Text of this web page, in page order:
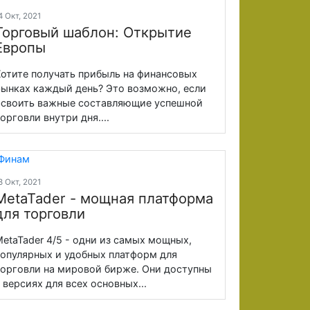
Окт, 2021
шаблон: Открытие
получать прибыль на финансовых
каждый день? Это возможно, если
важные составляющие успешной
внутри дня....
Окт, 2021
- мощная платформа
торговли
4/5 - одни из самых мощных,
и удобных платформ для
на мировой бирже. Они доступны
версиях для всех основных...